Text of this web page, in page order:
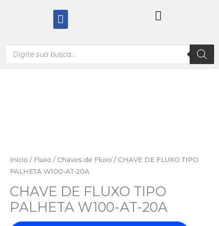
Menu
Pesquisar
produtos
Início / Fluxo / Chaves de Fluxo / CHAVE DE FLUXO TIPO
PALHETA W100-AT-20A
CHAVE DE FLUXO TIPO
PALHETA W100-AT-20A